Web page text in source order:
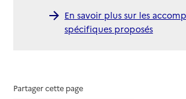
En savoir plus sur les
spécifiques proposés
Partager cette page